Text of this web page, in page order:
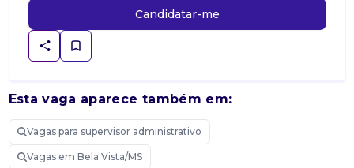
Candidatar-me
Esta vaga aparece também em:
Vagas para supervisor administrativo
Vagas em Bela Vista/MS